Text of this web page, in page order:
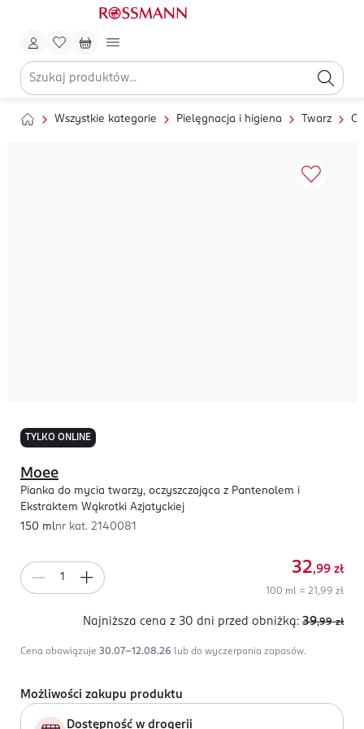
Wszystkie kategorie Pielęgnacja i higiena Twarz
TYLKO ONLINE
Moee
Pianka do mycia twarzy, oczyszczająca z Pantenolem i
Ekstraktem Wąkrotki Azjatyckiej
150 mlnr kat. 2140081
32,99 zł
100 ml = 21,99 zł
Najniższa cena z 30 dni przed obniżką: 39,99 zł
Cena obowiązuje 30.07-12.08.26 lub do wyczerpania zapasów.
Możliwości zakupu produktu
Dostępność w drogerii